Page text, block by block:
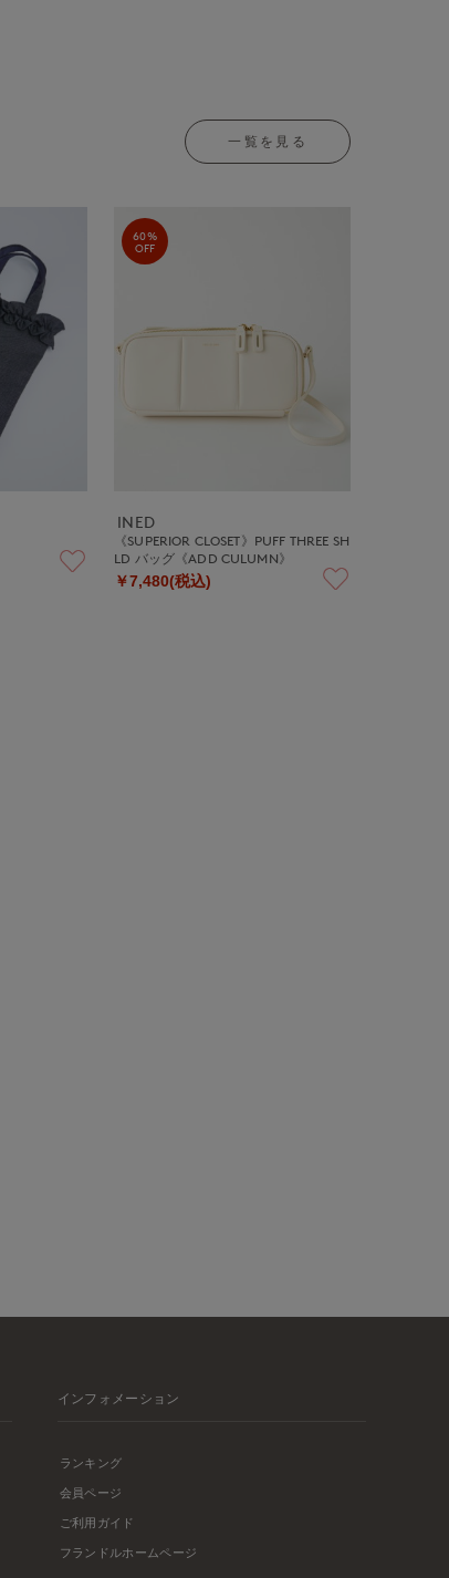
一覧を見る
60%
OFF
INED
《SUPERIOR CLOSET》PUFF THREE SH
LD バッグ《ADD CULUMN》
￥7,480(税込)
インフォメーション
ランキング
会員ページ
ご利用ガイド
フランドルホームページ